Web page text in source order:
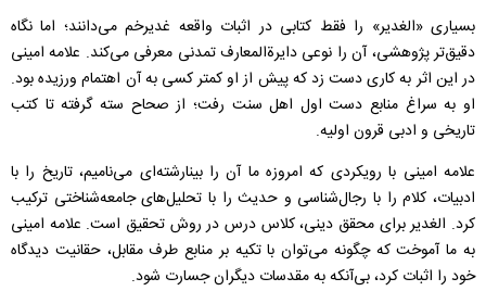
بسیاری «الغدیر» را فقط کتابی در اثبات واقعه غدیرخم می‌دانند؛ اما نگاه
دقیق‌تر پژوهشی، آن را نوعی دایرةالمعارف تمدنی معرفی می‌کند. علامه امینی
در این اثر به کاری دست زد که پیش از او کمتر کسی به آن اهتمام ورزیده بود.
او به سراغ منابع دست اول اهل‌ سنت رفت؛ از صحاح سته گرفته تا کتب
تاریخی و ادبی قرون اولیه.
علامه امینی با رویکردی که امروزه ما آن را بینارشته‌ای می‌نامیم، تاریخ را با
ادبیات، کلام را با رجال‌شناسی و حدیث را با تحلیل‌های جامعه‌شناختی ترکیب
کرد. الغدیر برای محقق دینی، کلاس درس در روش تحقیق است. علامه امینی
به ما آموخت که چگونه می‌توان با تکیه بر منابع طرف مقابل، حقانیت دیدگاه
خود را اثبات کرد، بی‌آنکه به مقدسات دیگران جسارت شود.